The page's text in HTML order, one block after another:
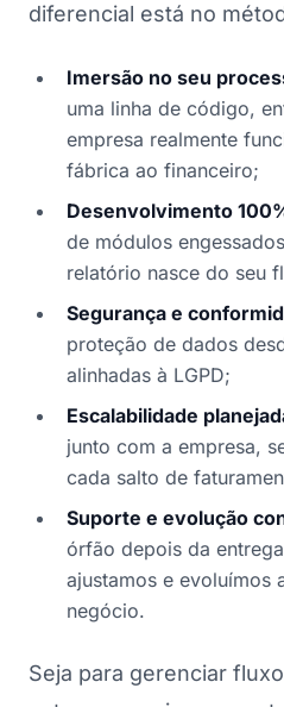
diferencial está no
Imersão no seu
uma linha de código,
empresa realmente
fábrica ao financeiro;
Desenvolvimento
de módulos
relatório nasce do seu
Segurança e
proteção de dados
alinhadas à LGPD;
Escalabilidade
junto com a empresa,
cada salto de
Suporte e evolução
órfão depois da
ajustamos e evoluímos
negócio.
Seja para gerenciar